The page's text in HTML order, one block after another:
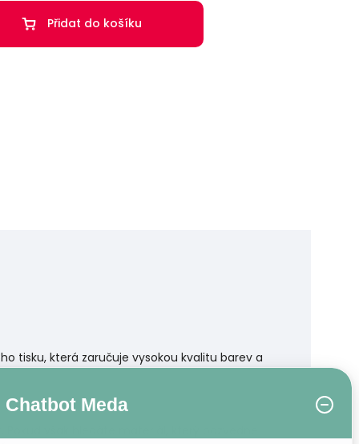
Přidat do košíku
tisku, která zaručuje vysokou kvalitu barev a
však hledáte materiál, který pozvedne
Chatbot Meda